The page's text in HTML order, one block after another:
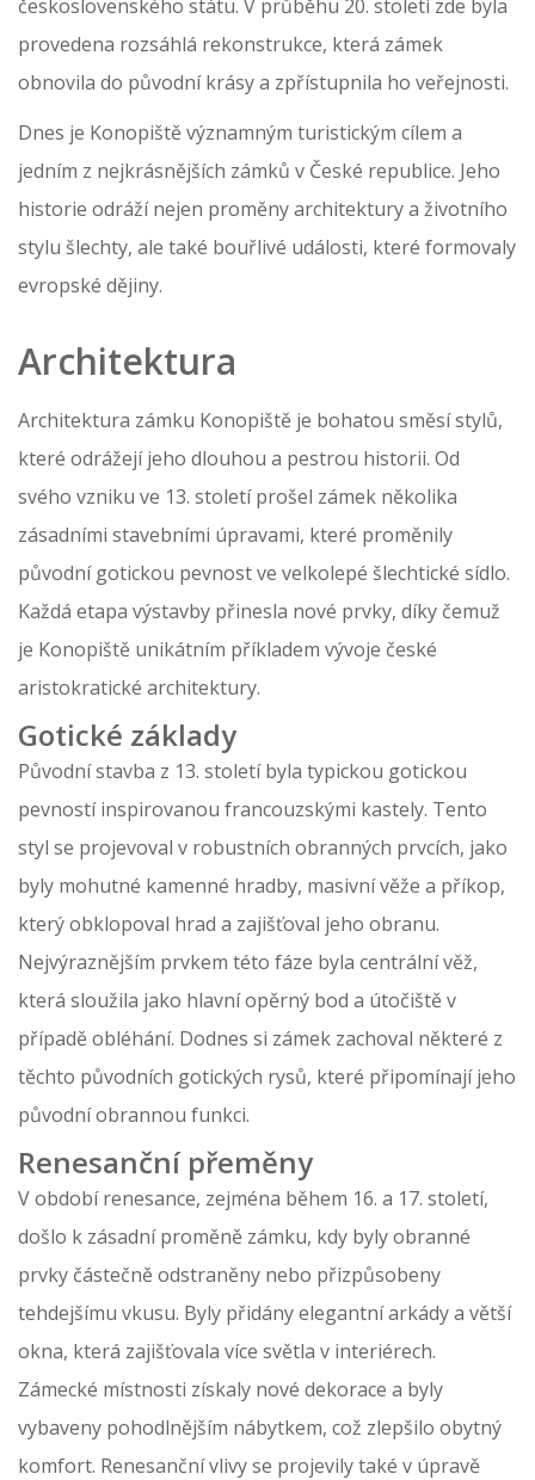
československého státu. V průběhu 20. století zde byla
provedena rozsáhlá rekonstrukce, která zámek
obnovila do původní krásy a zpřístupnila ho veřejnosti.
Dnes je Konopiště významným turistickým cílem a
jedním z nejkrásnějších zámků v České republice. Jeho
historie odráží nejen proměny architektury a životního
stylu šlechty, ale také bouřlivé události, které formovaly
evropské dějiny.
Architektura
Architektura zámku Konopiště je bohatou směsí stylů,
které odrážejí jeho dlouhou a pestrou historii. Od
svého vzniku ve 13. století prošel zámek několika
zásadními stavebními úpravami, které proměnily
původní gotickou pevnost ve velkolepé šlechtické sídlo.
Každá etapa výstavby přinesla nové prvky, díky čemuž
je Konopiště unikátním příkladem vývoje české
aristokratické architektury.
Gotické základy
Původní stavba z 13. století byla typickou gotickou
pevností inspirovanou francouzskými kastely. Tento
styl se projevoval v robustních obranných prvcích, jako
byly mohutné kamenné hradby, masivní věže a příkop,
který obklopoval hrad a zajišťoval jeho obranu.
Nejvýraznějším prvkem této fáze byla centrální věž,
která sloužila jako hlavní opěrný bod a útočiště v
případě obléhání. Dodnes si zámek zachoval některé z
těchto původních gotických rysů, které připomínají jeho
původní obrannou funkci.
Renesanční přeměny
V období renesance, zejména během 16. a 17. století,
došlo k zásadní proměně zámku, kdy byly obranné
prvky částečně odstraněny nebo přizpůsobeny
tehdejšímu vkusu. Byly přidány elegantní arkády a větší
okna, která zajišťovala více světla v interiérech.
Zámecké místnosti získaly nové dekorace a byly
vybaveny pohodlnějším nábytkem, což zlepšilo obytný
komfort. Renesanční vlivy se projevily také v úpravě